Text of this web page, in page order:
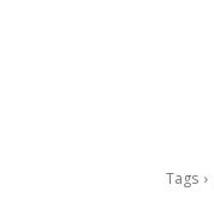
Tags